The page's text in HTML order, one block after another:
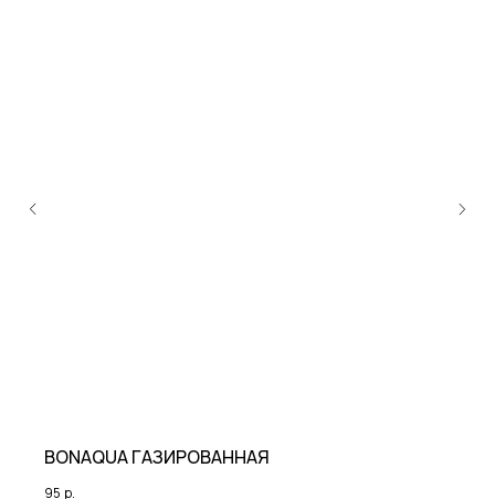
BONAQUA ГАЗИРОВАННАЯ
95 р.